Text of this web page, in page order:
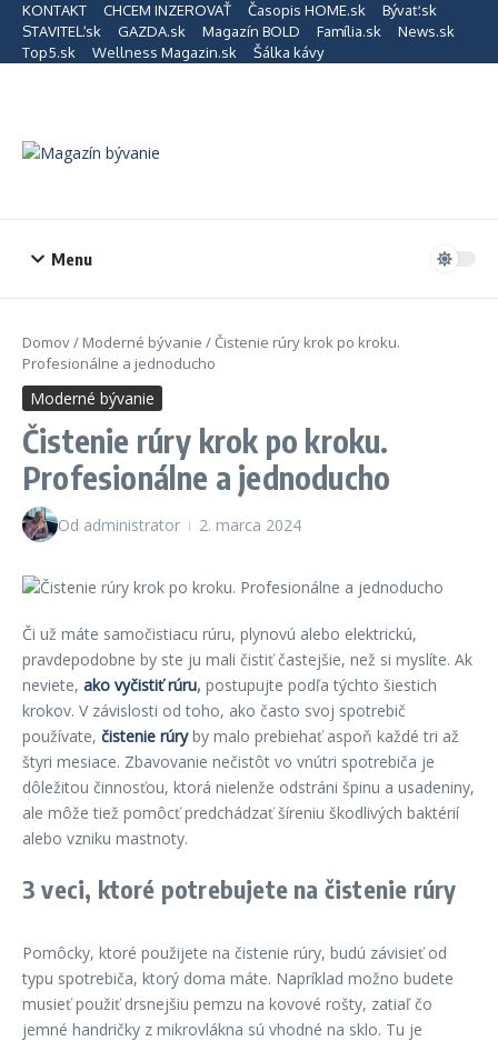
Preskočiť na obsah
KONTAKT CHCEM INZEROVAŤ Časopis HOME.sk
Bývať.sk
STAVITEĽ.sk
GAZDA.sk Magazín BOLD Família.sk
News.sk
Top5.sk
Wellness Magazin.sk Šálka kávy
Menu
Domov/ Moderné bývanie /Čistenie rúry krok po kroku.
Profesionálne a jednoducho
Moderné bývanie
Čistenie rúry krok po kroku.
Profesionálne a jednoducho
Od administrator 2. marca 2024
Či už máte samočistiacu rúru, plynovú alebo elektrickú,
pravdepodobne by ste ju mali čistiť častejšie, než si myslíte. Ak
neviete, ako vyčistiť rúru, postupujte podľa týchto šiestich
krokov. V závislosti od toho, ako často svoj spotrebič
používate, čistenie rúryby malo prebiehať aspoň každé tri až
štyri mesiace. Zbavovanie nečistôt vo vnútri spotrebiča je
dôležitou činnosťou, ktorá nielenže odstráni špinu a usadeniny,
ale môže tiež pomôcť predchádzať šíreniu škodlivých baktérií
alebo vzniku mastnoty.
3 veci, ktoré potrebujete na čistenie rúry
Pomôcky, ktoré použijete na čistenie rúry, budú závisieť od
typu spotrebiča, ktorý doma máte. Napríklad možno budete
musieť použiť drsnejšiu pemzu na kovové rošty, zatiaľ čo
jemné handričky z mikrovlákna sú vhodné na sklo. Tu je